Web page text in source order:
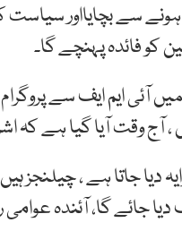
سے بچایااور سیاست
ایم ایف سے پروگرام
آیا گیا ہے کہ
برآمدات میں 5ارب ڈالر کرایہ